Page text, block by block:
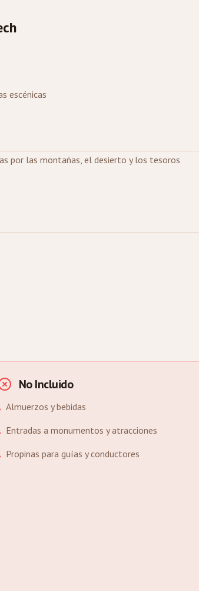
escénicas
por las montañas, el desierto y los tesoros
No Incluido
Almuerzos y bebidas
Entradas a monumentos y atracciones
Propinas para guías y conductores